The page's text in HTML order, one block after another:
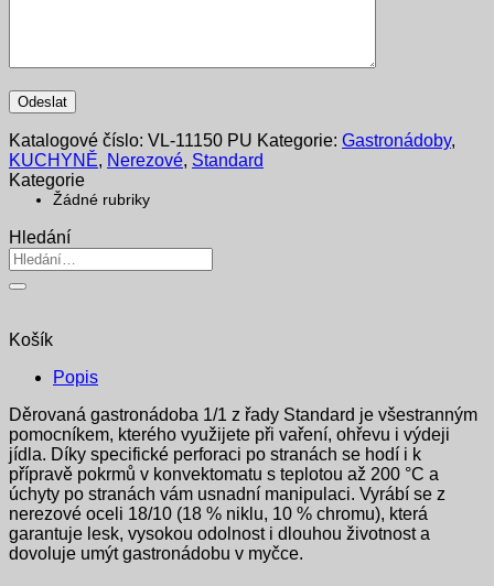
Katalogové číslo: VL-11150 PU Kategorie: Gastronádoby,
KUCHYNĚ, Nerezové, Standard
Kategorie
Žádné rubriky
Hledání
Hledat:
Košík
Popis
Děrovaná gastronádoba 1/1 z řady Standard je všestranným
pomocníkem, kterého využijete při vaření, ohřevu i výdeji
jídla. Díky specifické perforaci po stranách se hodí i k
přípravě pokrmů v konvektomatu s teplotou až 200 °C a
úchyty po stranách vám usnadní manipulaci. Vyrábí se z
nerezové oceli 18/10 (18 % niklu, 10 % chromu), která
garantuje lesk, vysokou odolnost i dlouhou životnost a
dovoluje umýt gastronádobu v myčce.